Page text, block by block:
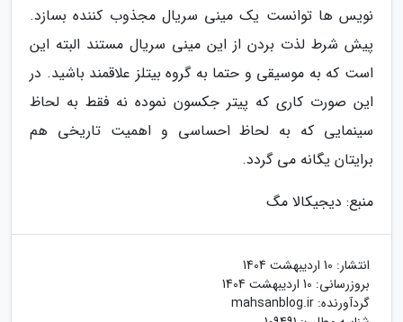
نویس ها توانست یک مینی سریال مجذوب کننده بسازد.
پیش شرط لذت بردن از این مینی سریال مستند البته این
است که به موسیقی و حتما به گروه بیتلز علاقمند باشید. در
این صورت کاری که پیتر جکسون نموده نه فقط به لحاظ
سینمایی که به لحاظ احساسی و اهمیت تاریخی هم
برایتان یگانه می گردد.
منبع: دیجیکالا مگ
انتشار: 10 اردیبهشت 1404
بروزرسانی: 10 اردیبهشت 1404
گردآورنده: mahsanblog.ir